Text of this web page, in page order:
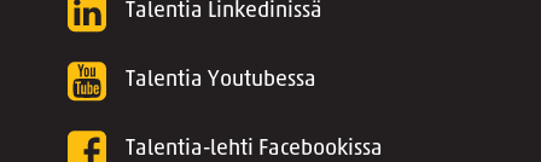
Talentia Linkedinissä
Talentia Youtubessa
Talentia-lehti Facebookissa